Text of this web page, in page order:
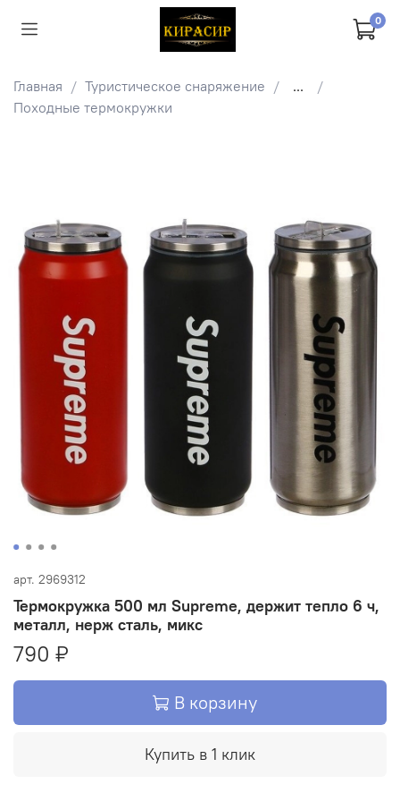
0
Главная Туристическое снаряжение
...
Походные термокружки
арт. 2969312
Термокружка 500 мл Supreme, держит тепло 6 ч,
металл, нерж сталь, микс
790 ₽
В корзину
Купить в 1 клик